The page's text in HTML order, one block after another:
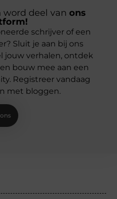
word deel van ons
schrijver of een
Sluit je aan bij ons
jouw verhalen, ontdek
bouw mee aan een
Registreer vandaag
met bloggen.